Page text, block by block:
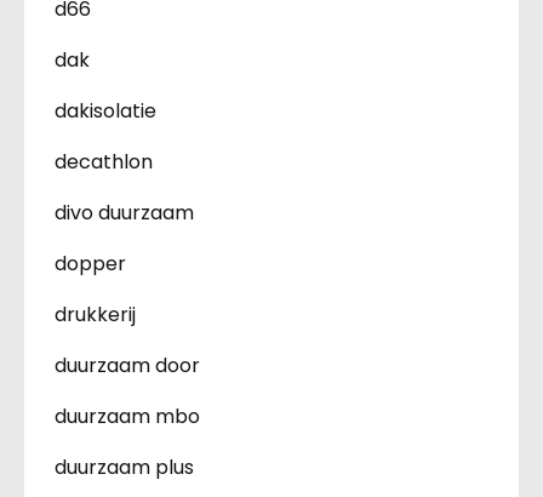
d66
dak
dakisolatie
decathlon
divo duurzaam
dopper
drukkerij
duurzaam door
duurzaam mbo
duurzaam plus